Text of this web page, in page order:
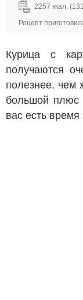
2257 ккал.
Рецепт
Курица с
получаются
полезнее, чем
большой плюс
вас есть